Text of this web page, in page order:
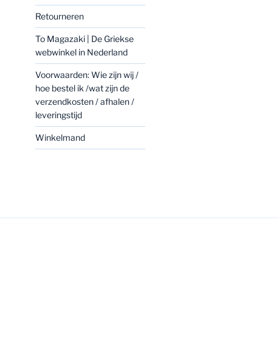
Retourneren
To Magazaki | De Griekse
webwinkel in Nederland
Voorwaarden: Wie zijn wij /
hoe bestel ik /wat zijn de
verzendkosten / afhalen /
leveringstijd
Winkelmand